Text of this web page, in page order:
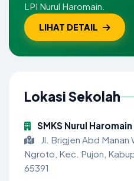
LPI Nurul Haromain.
LIHAT DETAIL
Lokasi Sekolah
SMKS Nurul
Jl. Brigjen Abd Manan
Ngroto, Kec. Pujon,
65391